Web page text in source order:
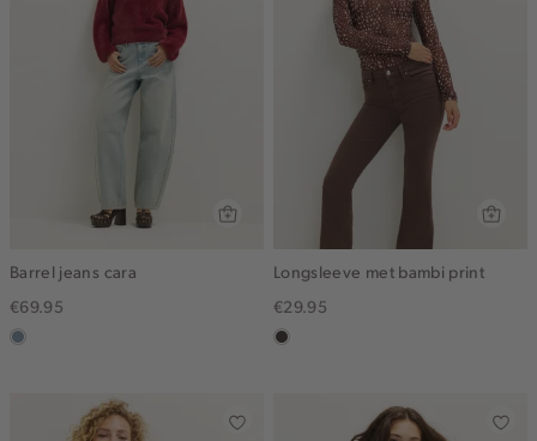
Barrel jeans cara
€69.95
dusty
Longsleeve met bambi print
€29.95
choco